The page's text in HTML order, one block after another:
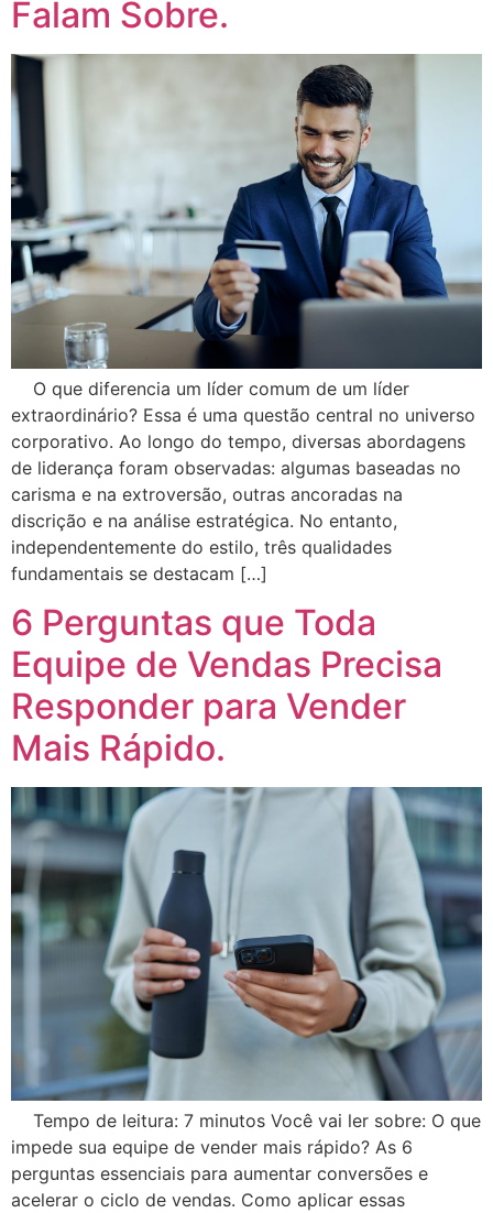
Falam Sobre.
O que diferencia um líder comum de um líder
extraordinário? Essa é uma questão central no universo
corporativo. Ao longo do tempo, diversas abordagens
de liderança foram observadas: algumas baseadas no
carisma e na extroversão, outras ancoradas na
discrição e na análise estratégica. No entanto,
independentemente do estilo, três qualidades
fundamentais se destacam […]
6 Perguntas que Toda
Equipe de Vendas Precisa
Responder para Vender
Mais Rápido.
Tempo de leitura: 7 minutos Você vai ler sobre: O que
impede sua equipe de vender mais rápido? As 6
perguntas essenciais para aumentar conversões e
acelerar o ciclo de vendas. Como aplicar essas